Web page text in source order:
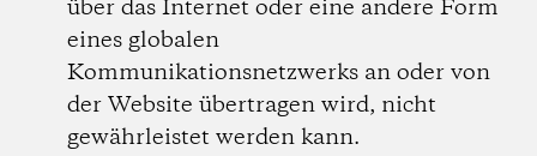
über das Internet oder eine andere Form
eines globalen
Kommunikationsnetzwerks an oder von
der Website übertragen wird, nicht
gewährleistet werden kann.